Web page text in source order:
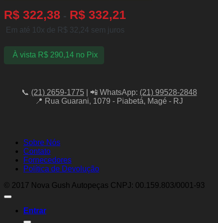
R$ 322,38 - R$ 332,21
Em até 10x de R$ 32,24 sem juros
À vista R$290,14 no Pix
📞 (21) 2659-1775| 📲 WhatsApp: (21) 99528-2848
📍 Rua Guarani, 1079 - Piabetá, Magé - RJ
Sobre Nós
Contato
Fornecedores
Política de Devolução
© 2017 Nova Gush Autopeças CNPJ: 00.159.803/0001-93
Entrar